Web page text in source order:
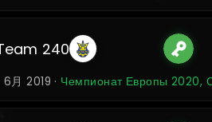
240
6月 2019 · Чемпионат Европы 2020,